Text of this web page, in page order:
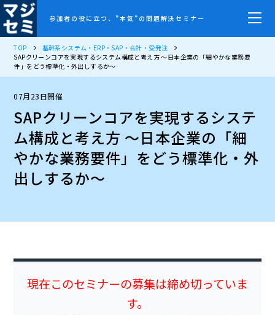
参加者の役に立つ、”本気”の問題解決セミナー
TOP
基幹系システム・ERP・SAP・会計・受発注
SAPクリーンコアを実現するシステム構成と考え方 ～日本企業の「細やかな業務要
件」をどう標準化・外出しするか～
07月23日開催
SAPクリーンコアを実現するシステ
ム構成と考え方 ～日本企業の「細
やかな業務要件」をどう標準化・外
出しするか～
現在このセミナーの募集は締め切っていま
す。